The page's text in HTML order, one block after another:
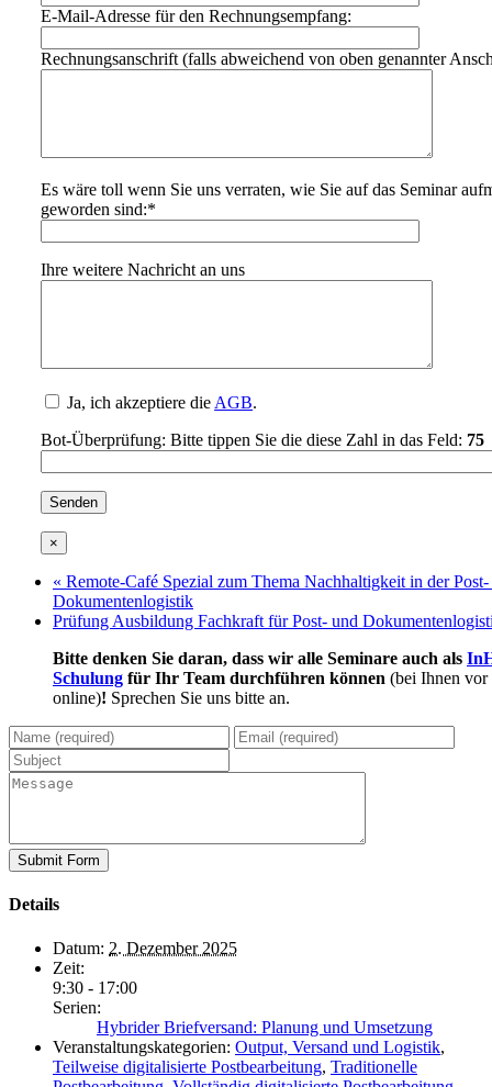
E-Mail-Adresse für den Rechnungsempfang:
Rechnungsanschrift (falls abweichend von oben genannter
Es wäre toll wenn Sie uns verraten, wie Sie auf das Seminar
geworden sind:*
Ihre weitere Nachricht an uns
Ja, ich akzeptiere die AGB.
Bot-Überprüfung: Bitte tippen Sie die diese Zahl in das Feld: 75
×
« Remote-Café Spezial zum Thema Nachhaltigkeit in der
Dokumentenlogistik
Prüfung Ausbildung Fachkraft für Post- und
Bitte denken Sie daran, dass wir alle Seminare auch als
Schulung für Ihr Team durchführen können (bei Ihnen vor
online)! Sprechen Sie uns bitte an.
Details
Datum: 2. Dezember 2025
Zeit:
9:30 - 17:00
Serien:
Hybrider Briefversand: Planung und Umsetzung
Veranstaltungskategorien: Output, Versand und Logistik,
Teilweise digitalisierte Postbearbeitung, Traditionelle